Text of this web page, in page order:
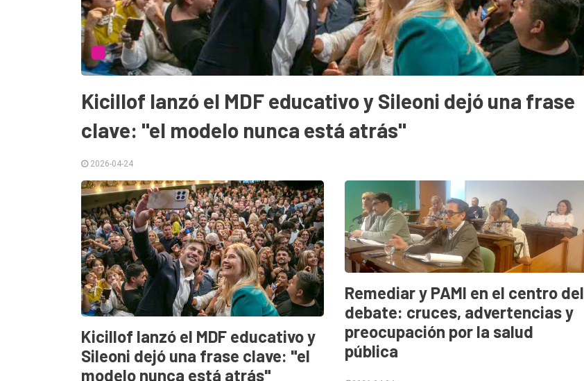
Kicillof lanzó el MDF educativo y Sileoni dejó una frase
clave: "el modelo nunca está atrás"
2026-04-24
Kicillof lanzó el MDF educativo y
Sileoni dejó una frase clave: "el
modelo nunca está atrás"
Remediar y PAMI en el centro del
debate: cruces, advertencias y
preocupación por la salud
pública